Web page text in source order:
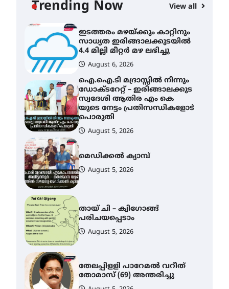
Trending Now View all
August 6, 2026
ഇടത്തരം മഴയ്ക്കും കാറ്റിനും
സാധ്യത ഇരിങ്ങാലക്കുടയിൽ
4.4 മില്ലി മീറ്റർ മഴ ലഭിച്ചു
August 6, 2026
ഐ.ഐ.ടി മദ്രാസ്സിൽ നിന്നും
ഡോക്ടറേറ്റ് – ഇരിങ്ങാലക്കുട
സ്വദേശി ആതിര എം കെ
യുടെ നേട്ടം പ്രതിസന്ധികളോട്
പൊരുതി
August 5, 2026
മെഡിക്കൽ ക്യാമ്പ്
August 5, 2026
തായ് ചി – ക്വിഗോങ്ങ്
പരിചയപ്പെടാം
August 5, 2026
തേലപ്പിളളി പാറേമൽ വറീത്
തോമാസ് (69) അന്തരിച്ചു